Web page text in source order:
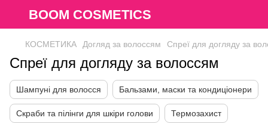
BOOM COSMETICS
КОСМЕТИКА Догляд за волоссям Спреї для догляду за
Спреї для догляду за волоссям
Шампуні для волосся Бальзами, маски та кондиціонери
Скраби та пілінги для шкіри голови Термозахист